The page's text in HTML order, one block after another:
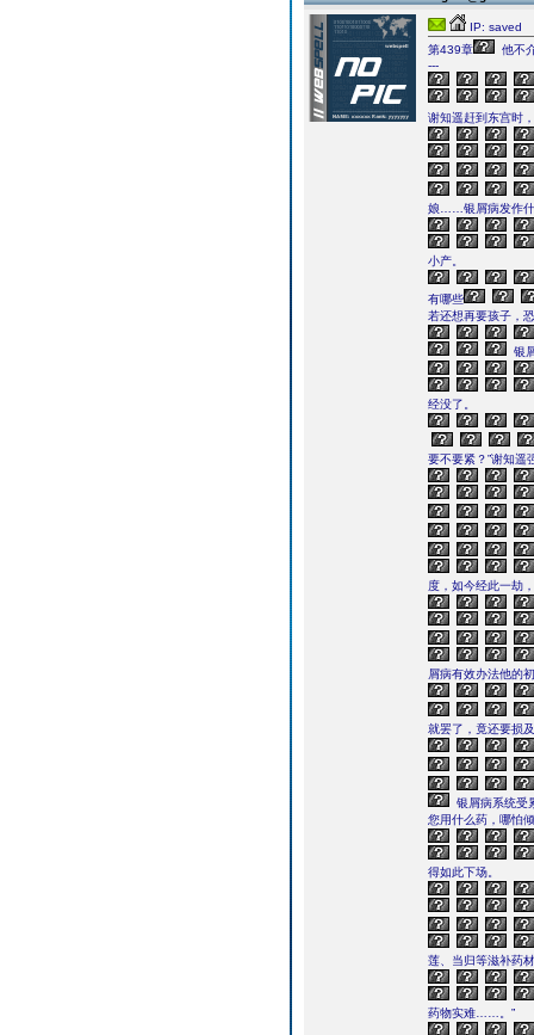
IP: saved
第439章
他不
---
谢知遥赶到东宫时
娘……银屑病发作什
小产。
有哪些
若还想再要孩子，
银
经没了。
要不要紧？”谢知遥
度，如今经此一劫
屑病有效办法他的
就罢了，竟还要损
银屑病系统受
您用什么药，哪怕
得如此下场。
莲、当归等滋补药
药物实难……。”